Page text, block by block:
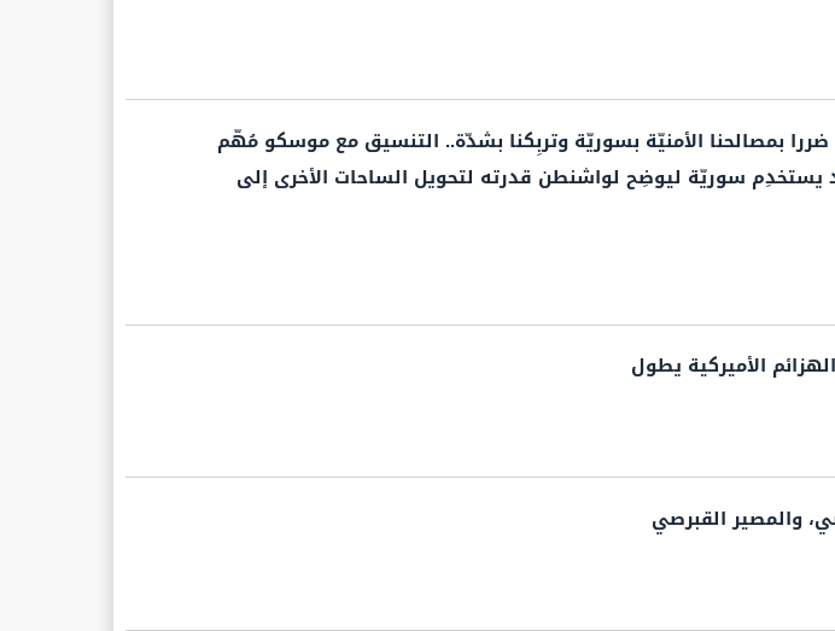
بمصالحنا الأمنيّة بسوريّة وتربِكنا بشدّة.. التنسيق مع موسكو مُهّم
يستخدِم سوريّة ليوضِح لواشنطن قدرته لتحويل الساحات الأخرى إلى
الأميركية يطول
والمصير القبرصي